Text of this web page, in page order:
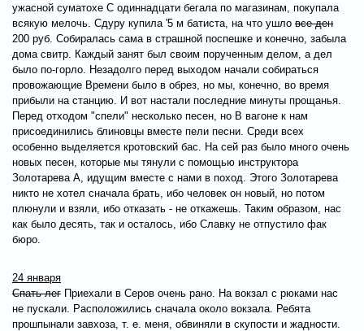
ужасной суматохе С одиннадцати бегала по магазинам, покупала
всякую мелочь. Сдуру купила '5 м батиста, на что ушло все ден
200 руб. Собиралась сама в страшной поспешке и конечно, забыла
дома свитр. Каждый занят был своим порученным делом, а дел
было по-горло. Незадолго перед выходом начали собираться
провожающие Времени было в обрез, но мы, конечно, во время
прибыли на станцию. И вот настали последние минуты прощанья.
Перед отходом "спели" несколько песен, но В вагоне к нам
присоединились блиновцы вместе пели песни. Среди всех
особенно выделяется кротовский бас. На сей раз было много очень
новых песен, которые мы тянули с помощью инструктора
Золотарева А, идущим вместе с нами в поход. Этого Золотарева
никто не хотел сначала брать, ибо человек он новый, но потом
плюнули и взяли, ибо отказать - не откажешь. Таким образом, нас
как было десять, так и осталось, ибо Славку не отпустило фак
бюро.
24 января
Спать лег Приехали в Серов очень рано. На вокзал с рюками нас
не пускали. Расположились сначала около вокзала. Ребята
прошпынали завхоза, т. е. меня, обвиняли в скупости и жадности.